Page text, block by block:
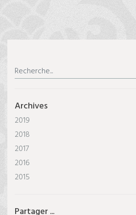
Archives
2019
2018
2017
2016
2015
Partager ...